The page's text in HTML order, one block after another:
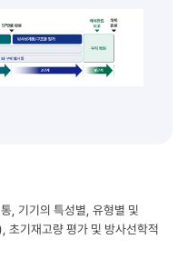
, 기기의 특성별, 유형별 및
기재고량 평가 및 방사선학적